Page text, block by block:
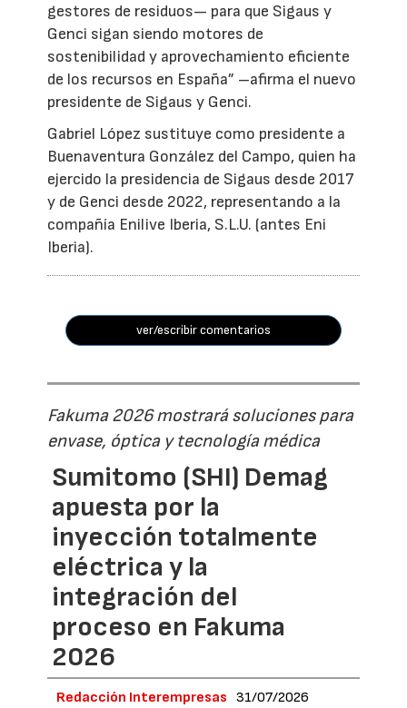
gestores de residuos— para que Sigaus y
Genci sigan siendo motores de
sostenibilidad y aprovechamiento eficiente
de los recursos en España” –afirma el nuevo
presidente de Sigaus y Genci.
Gabriel López sustituye como presidente a
Buenaventura González del Campo, quien ha
ejercido la presidencia de Sigaus desde 2017
y de Genci desde 2022, representando a la
compañía Enilive Iberia, S.L.U. (antes Eni
Iberia).
ver/escribir comentarios
Fakuma 2026 mostrará soluciones para
envase, óptica y tecnología médica
Sumitomo (SHI) Demag
apuesta por la
inyección totalmente
eléctrica y la
integración del
proceso en Fakuma
2026
Redacción Interempresas 31/07/2026